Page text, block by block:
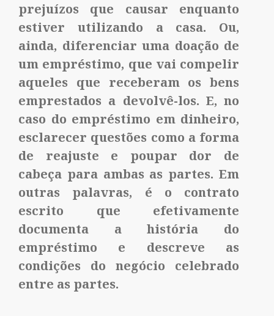
prejuízos que causar enquanto
estiver utilizando a casa. Ou,
ainda, diferenciar uma doação de
um empréstimo, que vai compelir
aqueles que receberam os bens
emprestados a devolvê-los. E, no
caso do empréstimo em dinheiro,
esclarecer questões como a forma
de reajuste e poupar dor de
cabeça para ambas as partes. Em
outras palavras, é o contrato
escrito que efetivamente
documenta a história do
empréstimo e descreve as
condições do negócio celebrado
entre as partes.